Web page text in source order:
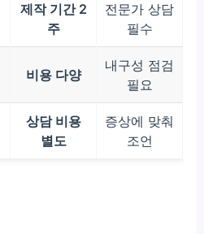
제작 기간 2
주
전문가 상담
필수
비용 다양
내구성 점검
필요
상담 비용
별도
증상에 맞춰
조언